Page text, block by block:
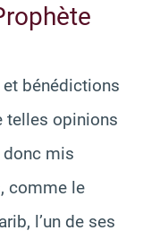
bénédictions
telles opinions
donc mis
comme le
l’un de ses